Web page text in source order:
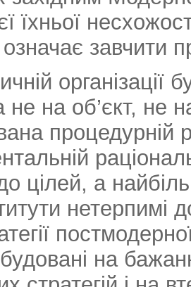
їхньої
завчити
організації
на об’єкт, не
процедурній
цілей, а
нетерпимі
на